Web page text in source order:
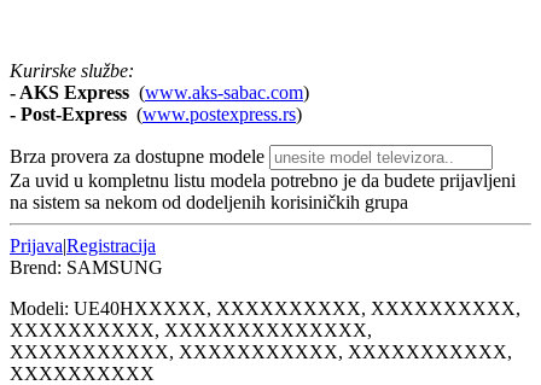
Kurirske službe:
- AKS Express (www.aks-sabac.com)
- Post-Express (www.postexpress.rs)
Brza provera za dostupne modele
Za uvid u kompletnu listu modela potrebno je da budete prijavljeni
na sistem sa nekom od dodeljenih korisiničkih grupa
Prijava|Registracija
Brend: SAMSUNG
Modeli: UE40HXXXXX, XXXXXXXXXX, XXXXXXXXXX,
XXXXXXXXXX, XXXXXXXXXXXXXX,
XXXXXXXXXXX, XXXXXXXXXXX, XXXXXXXXXXX,
XXXXXXXXXX